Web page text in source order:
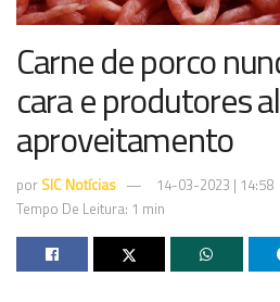
Carne de porco
cara e produtores
aproveitamento
por SIC Notícias
14-03-2023 | 14:58
Tempo De Leitura: 1 min